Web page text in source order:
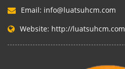
Email: info@luatsuhcm.com
Website: http://luatsuhcm.com